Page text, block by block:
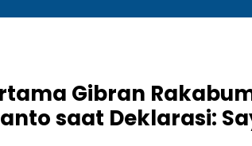
Gibran
saat Deklarasi: